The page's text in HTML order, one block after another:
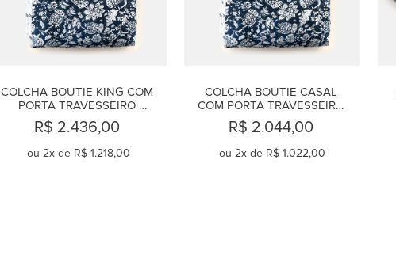
COLCHA BOUTIE KING COM
PORTA TRAVESSEIRO
ALGODÃO 230 FIOS BLUE
BOTANIQUE
R$ 2.436,00
ou 2x de R$ 1.218,00
COLCHA BOUTIE CASAL
COM PORTA TRAVESSEIRO
ALGODÃO 230 FIOS BLUE
BOTANIQUE
R$ 2.044,00
ou 2x de R$ 1.022,00